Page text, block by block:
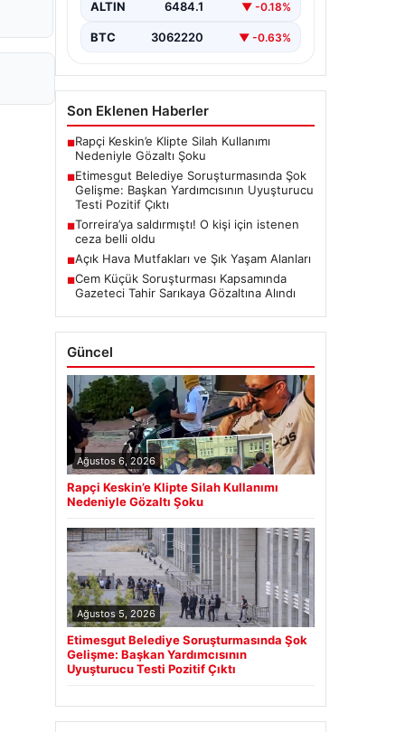
kapsamlı soruşturma, yeni ve çarpıcı
Başkan Yardımcısı…
ALTIN 6484.1 ▼ -0.18%
BTC 3062220 ▼ -0.63%
Son Eklenen Haberler
■Rapçi Keskin’e Klipte Silah Kullanımı
Nedeniyle Gözaltı Şoku
■Etimesgut Belediye Soruşturmasında Şok
Gelişme: Başkan Yardımcısının Uyuşturucu
Testi Pozitif Çıktı
■Torreira’ya saldırmıştı! O kişi için istenen
ceza belli oldu
■Açık Hava Mutfakları ve Şık Yaşam Alanları
■Cem Küçük Soruşturması Kapsamında
Gazeteci Tahir Sarıkaya Gözaltına Alındı
Güncel
Ağustos 6, 2026
Rapçi Keskin’e Klipte Silah Kullanımı
Nedeniyle Gözaltı Şoku
Ağustos 5, 2026
Etimesgut Belediye Soruşturmasında Şok
Gelişme: Başkan Yardımcısının
Uyuşturucu Testi Pozitif Çıktı